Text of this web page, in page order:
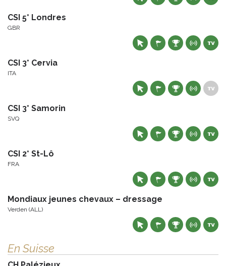
CSI 5* Londres
GBR
CSI 3* Cervia
ITA
CSI 3* Samorin
SVQ
CSI 2* St-Lô
FRA
Mondiaux jeunes chevaux – dressage
Verden (ALL)
En Suisse